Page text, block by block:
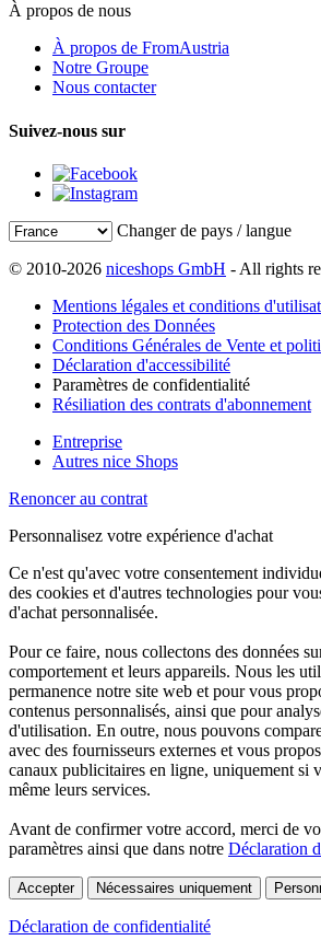
À propos de nous
À propos de FromAustria
Notre Groupe
Nous contacter
Suivez-nous sur
Changer de pays / langue
© 2010-2026 niceshops GmbH - All rights
Mentions légales et conditions
Protection des Données
Conditions Générales de Vente et
Déclaration d'accessibilité
Paramètres de confidentialité
Résiliation des contrats d'abonnement
Entreprise
Autres nice Shops
Renoncer au contrat
Personnalisez votre expérience d'achat
Ce n'est qu'avec votre consentement
des cookies et d'autres technologies pour
d'achat personnalisée.
Pour ce faire, nous collectons des données
comportement et leurs appareils. Nous les
permanence notre site web et pour vous
contenus personnalisés, ainsi que pour
d'utilisation. En outre, nous pouvons
avec des fournisseurs externes et vous
canaux publicitaires en ligne, uniquement si
même leurs services.
Avant de confirmer votre accord, merci de
paramètres ainsi que dans notre Déclaration
Accepter Nécessaires uniquement
Déclaration de confidentialité